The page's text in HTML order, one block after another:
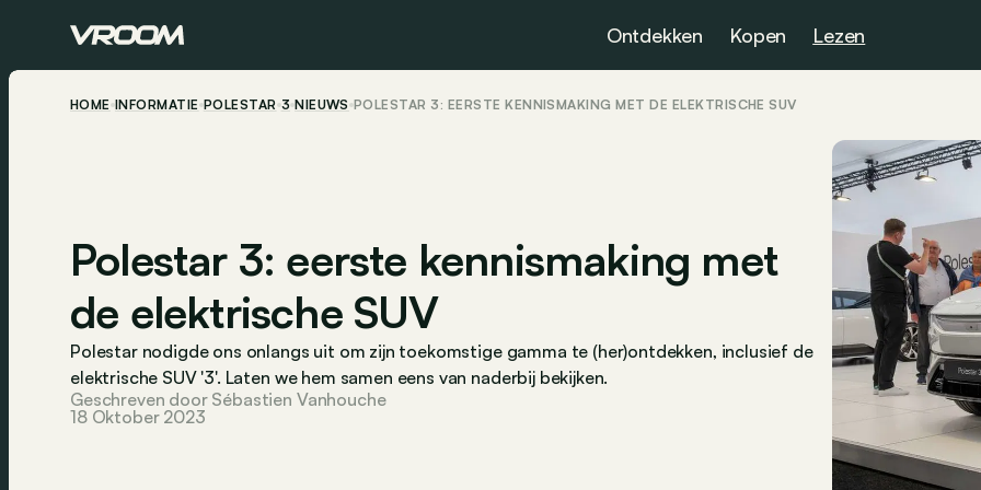
Ontdekken Kopen Lezen
HOME INFORMATIE POLESTAR 3 NIEUWS POLESTAR 3: EERSTE KENNISMAKING MET DE ELEKTRISCHE SUV
Polestar 3: eerste kennismaking met
de elektrische SUV
Polestar nodigde ons onlangs uit om zijn toekomstige gamma te (her)ontdekken, inclusief de
elektrische SUV '3'. Laten we hem samen eens van naderbij bekijken.
Geschreven door Sébastien Vanhouche
18 Oktober 2023